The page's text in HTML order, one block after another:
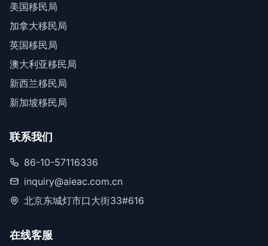
美国移民局
加拿大移民局
英国移民局
澳大利亚移民局
新西兰移民局
新加坡移民局
联系我们
86-10-57116336
inquiry@aieac.com.cn
北京东城灯市口大街33#616
在线客服